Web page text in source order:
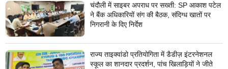
चंदौली में साइबर अपराध पर सख्ती: SP आकाश पटेल
ने बैंक अधिकारियों संग की बैठक, संदिग्ध खातों पर
निगरानी के दिए निर्देश
राज्य ताइक्वांडो प्रतियोगिता में डैडीज़ इंटरनेशनल
स्कूल का शानदार प्रदर्शन, पांच खिलाड़ियों ने जीते